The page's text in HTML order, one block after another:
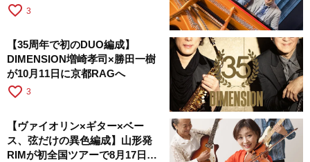
favorite_border 3
【35周年で初のDUO編成】
DIMENSION増崎孝司×勝田一樹
が10月11日に京都RAGへ
favorite_border 3
【ヴァイオリン×ギター×ベー
ス、弦だけの異色編成】山形発
RIMが初全国ツアーで8月17日に